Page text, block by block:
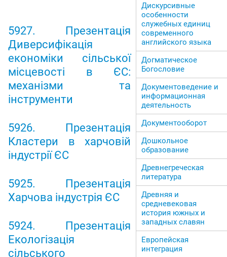
5927. Презентація
Диверсифікація
економіки сільської
місцевості в ЄС:
механізми та
інструменти
5926. Презентація
Кластери в харчовій
індустрії ЄС
5925. Презентація
Харчова індустрія ЄС
5924. Презентація
Екологізація
сільського
Дискурсивные
особенности
служебных единиц
современного
английского языка
Догматическое
Богословие
Документоведение и
информационная
деятельность
Документооборот
Дошкольное
образование
Древнегреческая
литература
Древняя и
средневековая
история южных и
западных славян
Европейская
интеграция